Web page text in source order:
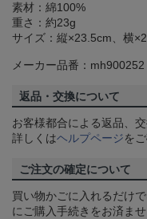
素材：綿100%
重さ：約23g
サイズ：縦×23.5cm、横
メーカー品番：mh900252
返品・交換について
お客様都合による返品、
詳しくはヘルプページを
ご注文の確定について
買い物かごに入れるだけ
にご購入手続きをお済ませ